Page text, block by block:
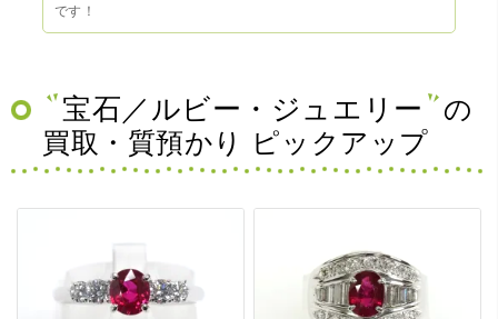
です！
宝石／ルビー・ジュエリー
の
買取・質預かり ピックアップ